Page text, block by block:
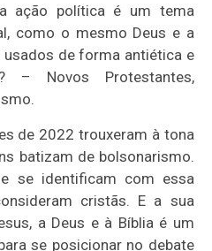
ação política é um tema
como o mesmo Deus e a
de forma antiética e
– Novos Protestantes,
de 2022 trouxeram à tona
batizam de bolsonarismo.
se identificam com essa
cristãs. E a sua
a Deus e à Bíblia é um
se posicionar no debate